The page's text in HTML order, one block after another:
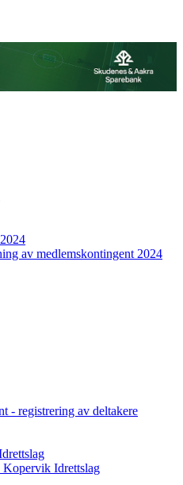
av medlemskontingent 2024
- registrering av deltakere
Idrettslag